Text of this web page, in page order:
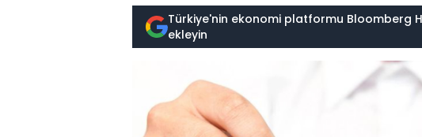
Türkiye'nin ekonomi platformu Bloomberg
ekleyin